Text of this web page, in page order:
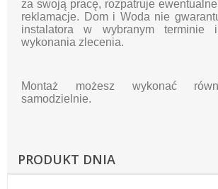
za swoją pracę, rozpatruje
reklamacje. Dom i Woda nie
instalatora w wybranym terminie
wykonania zlecenia.
Montaż możesz wykonać
samodzielnie.
PRODUKT DNIA